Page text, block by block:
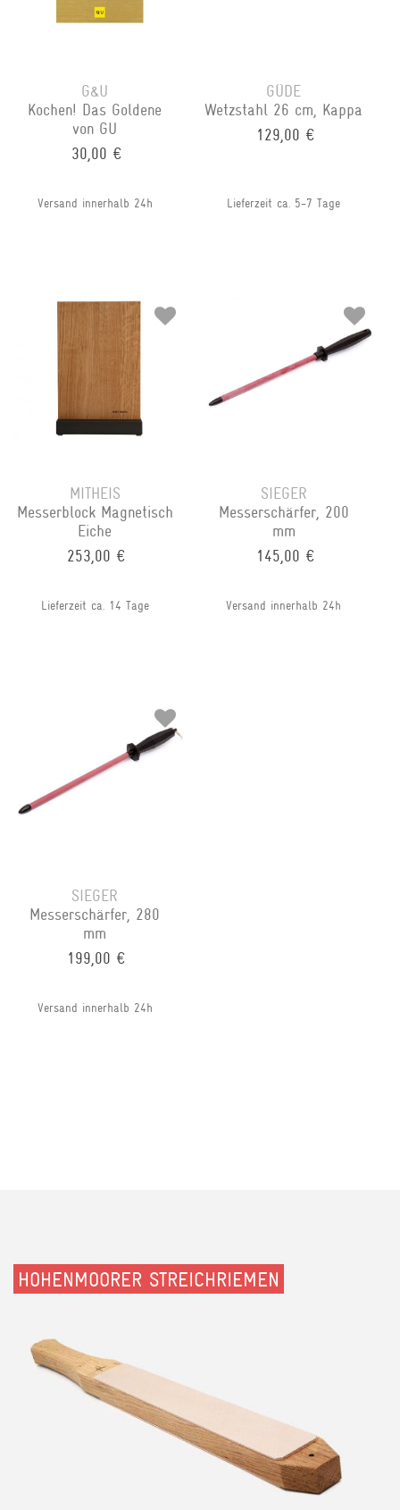
G&U
Kochen! Das Goldene
von GU
30,00 €
Versand innerhalb 24h
GÜDE
Wetzstahl 26 cm, Kappa
129,00 €
Lieferzeit ca. 5-7 Tage
MITHEIS
Messerblock Magnetisch
Eiche
253,00 €
Lieferzeit ca. 14 Tage
SIEGER
Messerschärfer, 200
mm
145,00 €
Versand innerhalb 24h
SIEGER
Messerschärfer, 280
mm
199,00 €
Versand innerhalb 24h
HOHENMOORER STREICHRIEMEN